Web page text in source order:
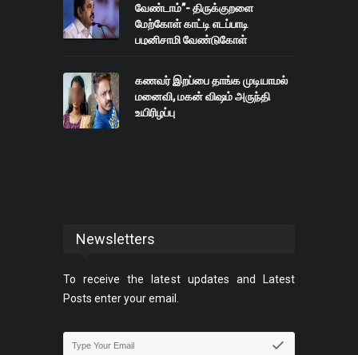
வேண்டாம்”- திருக்குறளை
மேற்கோள் காட்டி எடப்பாடி
பழனிசாமி வேண்டுகோள்
கணவர் இறப்பை தாங்க முடியாமல்
மனைவி, மகன் விஷம் அருந்தி
உயிரிழப்பு
Newsletters
To receive the latest updates and Latest
Posts enter your email.